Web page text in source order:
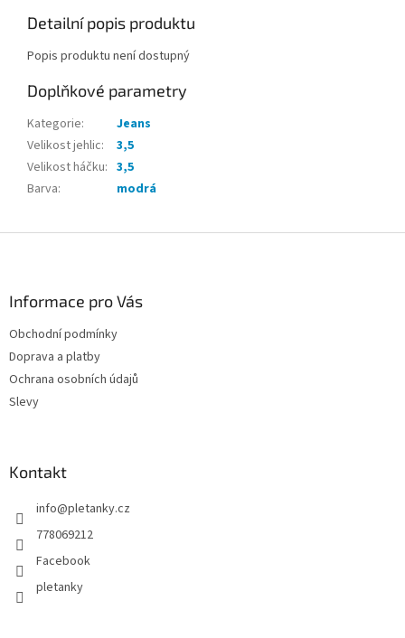
Detailní popis produktu
Popis produktu není dostupný
Doplňkové parametry
Kategorie:
Jeans
Velikost jehlic:
3,5
Velikost háčku: 3,5
Barva: modrá
Informace pro Vás
Obchodní podmínky
Doprava a platby
Ochrana osobních údajů
Slevy
Kontakt
info@pletanky.cz
778069212
Facebook
pletanky